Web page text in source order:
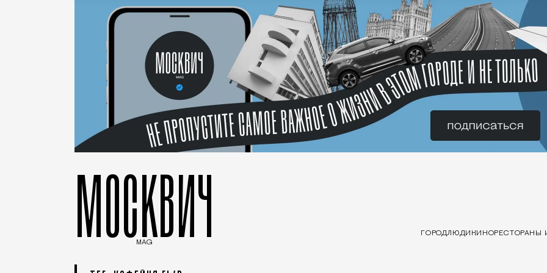
МОСКВИЧ
MAG
ГОРОДЛЮДИ КИНОРЕСТОРАНЫ